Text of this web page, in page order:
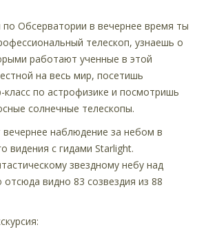
по Обсерватории в вечернее время ты
телескоп, узнаешь о
работают ученные в этой
на весь мир, посетишь
по астрофизике и посмотришь
солнечные телескопы.
наблюдение за небом в
видения с гидами Starlight.
звездному небу над
видно 83 созвездия из 88